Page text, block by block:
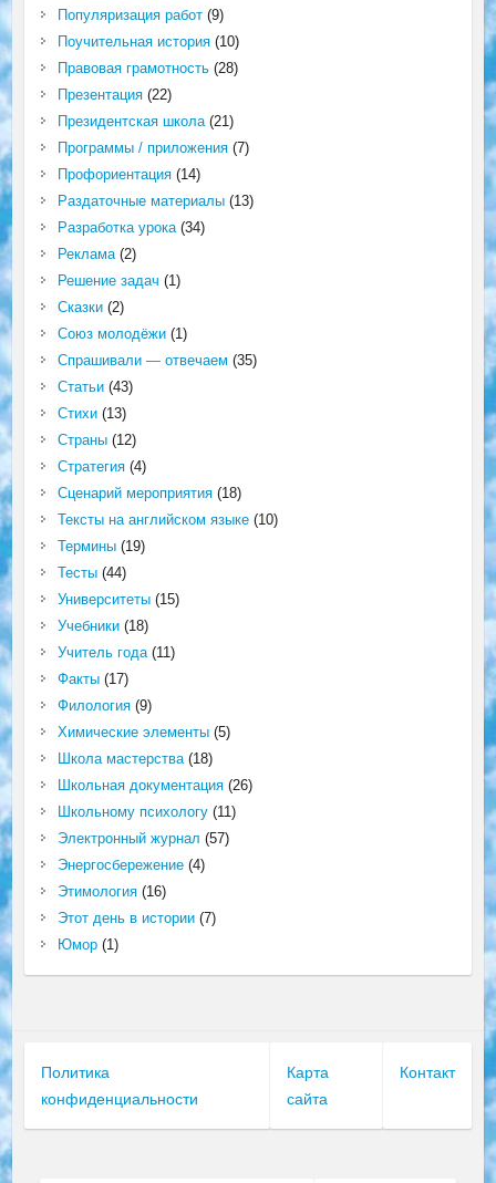
Популяризация работ(9)
Поучительная история(10)
Правовая грамотность(28)
Презентация(22)
Президентская школа(21)
Программы / приложения(7)
Профориентация(14)
Раздаточные материалы(13)
Разработка урока(34)
Реклама(2)
Решение задач (1)
Сказки(2)
Союз молодёжи(1)
Спрашивали — отвечаем (35)
Статьи(43)
Стихи(13)
Страны(12)
Стратегия(4)
Сценарий мероприятия(18)
Тексты на английском языке(10)
Термины(19)
Тесты(44)
Университеты(15)
Учебники(18)
Учитель года(11)
Факты(17)
Филология(9)
Химические элементы(5)
Школа мастерства(18)
Школьная документация(26)
Школьному психологу(11)
Электронный журнал (57)
Энергосбережение(4)
Этимология(16)
Этот день в истории(7)
Юмор(1)
Политика
конфиденциальности
Карта
сайта
Контакт